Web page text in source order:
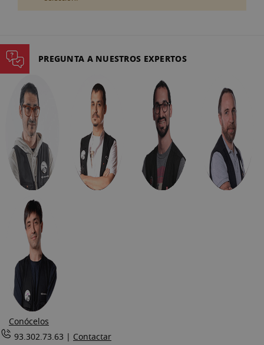
PREGUNTA A NUESTROS EXPERTOS
Conócelos
93.302.73.63 | Contactar